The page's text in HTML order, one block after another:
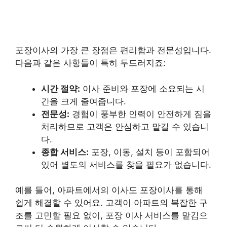
포장이사의 가장 큰 장점은 편리함과 전문성입니다.
다음과 같은 사항들이 특히 두드러지죠:
시간 절약: 이사 준비와 포장에 소요되는 시
간을 크게 줄여줍니다.
전문성: 경험이 풍부한 인력이 안전하게 짐을
처리하므로 고객은 안심하고 맡길 수 있습니
다.
종합 서비스: 포장, 이동, 설치 등이 포함되어
있어 별도의 서비스를 찾을 필요가 없습니다.
예를 들어, 아파트에서의 이사도 포장이사를 통해
쉽게 해결할 수 있어요. 고객이 아파트의 복잡한 구
조를 고민할 필요 없이, 포장 이사 서비스를 맡김으